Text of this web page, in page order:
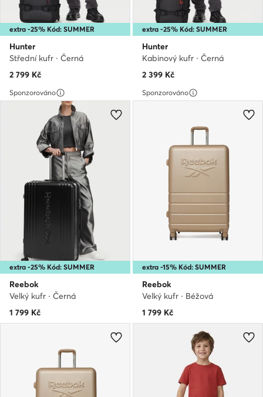
extra -25% Kód: SUMMER
Hunter
Střední kufr · Černá
2 799 Kč
extra -25% Kód: SUMMER
Hunter
Kabinový kufr · Černá
2 399 Kč
Sponzorováno
extra -25% Kód: SUMMER
Reebok
Velký kufr · Černá
1 799 Kč
Sponzorováno
extra -15% Kód: SUMMER
Reebok
Velký kufr · Béžová
1 799 Kč